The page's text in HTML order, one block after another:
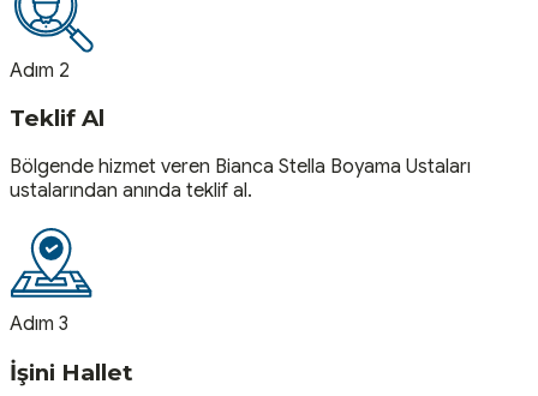
Adım 2
Teklif Al
Bölgende hizmet veren Bianca Stella Boyama Ustaları
ustalarından anında teklif al.
Adım 3
İşini Hallet